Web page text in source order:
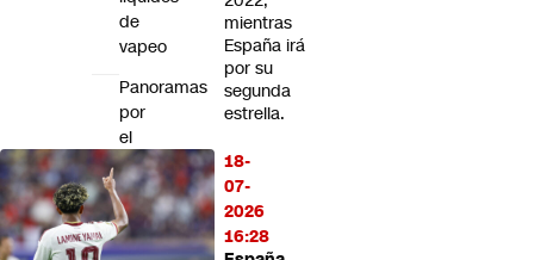
mientras
España irá
por su
segunda
estrella.
18-
07-
2026
16:28
de
vapeo
Panoramas
por
el
Día
de
la
Niñez: